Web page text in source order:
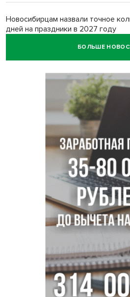
Новосибирцам назвали точное
дней на праздники в 2027 году
Годовалый ребёнок оказался
Всем миром: жители
найти пропавшего мальчика
Новосибирцам объяснили новые
Новосибирский пенсионер
пьющего сына подруги
БОЛЬШЕ